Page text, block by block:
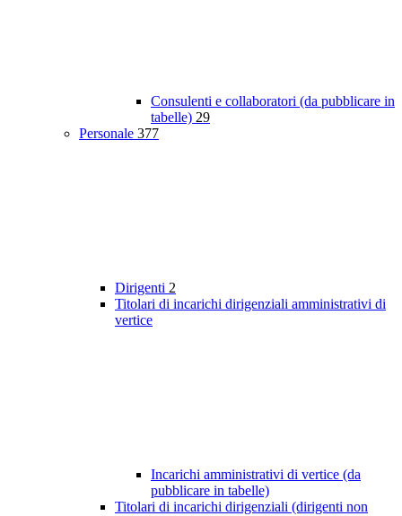
Consulenti e collaboratori (da pubblicare in
tabelle) 29
Personale 377
Dirigenti 2
Titolari di incarichi dirigenziali amministrativi di
vertice
Incarichi amministrativi di vertice (da
pubblicare in tabelle)
Titolari di incarichi dirigenziali (dirigenti non